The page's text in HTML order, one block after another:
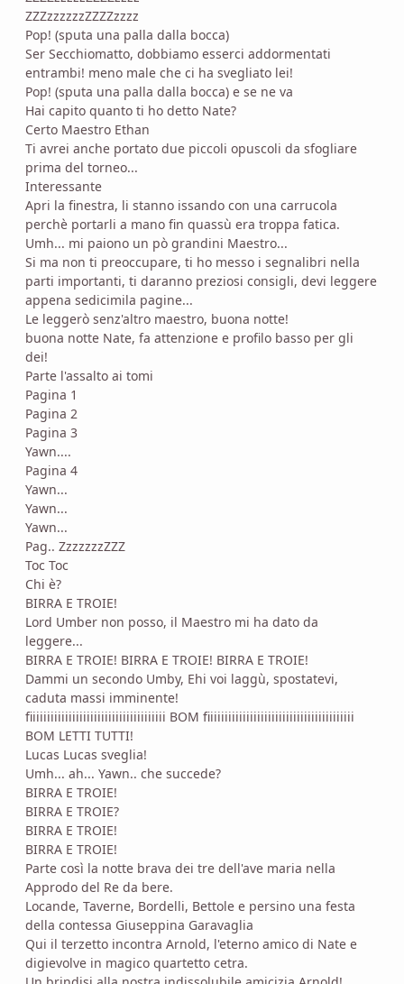
ZZZzzzzzzZZZZzzzz
Pop! (sputa una palla dalla bocca)
Ser Secchiomatto, dobbiamo esserci addormentati
entrambi! meno male che ci ha svegliato lei!
Pop! (sputa una palla dalla bocca) e se ne va
Hai capito quanto ti ho detto Nate?
Certo Maestro Ethan
Ti avrei anche portato due piccoli opuscoli da sfogliare
prima del torneo...
Interessante
Apri la finestra, li stanno issando con una carrucola
perchè portarli a mano fin quassù era troppa fatica.
Umh... mi paiono un pò grandini Maestro...
Si ma non ti preoccupare, ti ho messo i segnalibri nella
parti importanti, ti daranno preziosi consigli, devi leggere
appena sedicimila pagine...
Le leggerò senz'altro maestro, buona notte!
buona notte Nate, fa attenzione e profilo basso per gli
dei!
Parte l'assalto ai tomi
Pagina 1
Pagina 2
Pagina 3
Yawn....
Pagina 4
Yawn...
Yawn...
Yawn...
Pag.. ZzzzzzzZZZ
Toc Toc
Chi è?
BIRRA E TROIE!
Lord Umber non posso, il Maestro mi ha dato da
leggere...
BIRRA E TROIE! BIRRA E TROIE! BIRRA E TROIE!
Dammi un secondo Umby, Ehi voi laggù, spostatevi,
caduta massi imminente!
fiiiiiiiiiiiiiiiiiiiiiiiiiiiiiiiiiiiiii BOM fiiiiiiiiiiiiiiiiiiiiiiiiiiiiiiiiiiiiiiiii
BOM LETTI TUTTI!
Lucas Lucas sveglia!
Umh... ah... Yawn.. che succede?
BIRRA E TROIE!
BIRRA E TROIE?
BIRRA E TROIE!
BIRRA E TROIE!
Parte così la notte brava dei tre dell'ave maria nella
Approdo del Re da bere.
Locande, Taverne, Bordelli, Bettole e persino una festa
della contessa Giuseppina Garavaglia
Qui il terzetto incontra Arnold, l'eterno amico di Nate e
digievolve in magico quartetto cetra.